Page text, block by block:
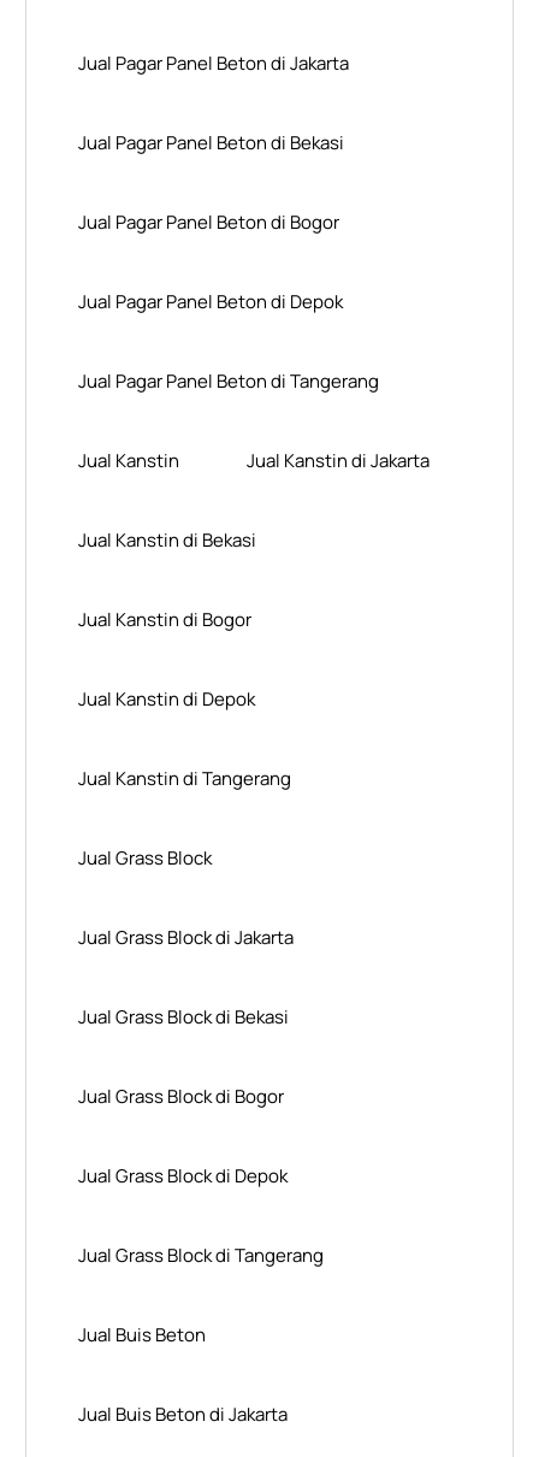
Jual Pagar Panel Beton di Jakarta
Jual Pagar Panel Beton di Bekasi
Jual Pagar Panel Beton di Bogor
Jual Pagar Panel Beton di Depok
Jual Pagar Panel Beton di Tangerang
Jual Kanstin Jual Kanstin di Jakarta
Jual Kanstin di Bekasi
Jual Kanstin di Bogor
Jual Kanstin di Depok
Jual Kanstin di Tangerang
Jual Grass Block
Jual Grass Block di Jakarta
Jual Grass Block di Bekasi
Jual Grass Block di Bogor
Jual Grass Block di Depok
Jual Grass Block di Tangerang
Jual Buis Beton
Jual Buis Beton di Jakarta